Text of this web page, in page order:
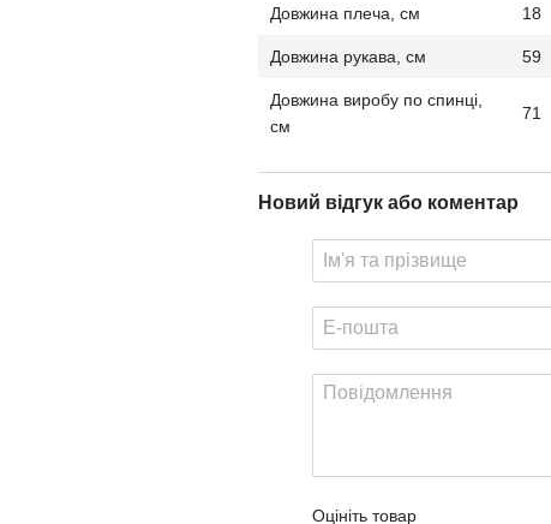
Довжина плеча, см 18
Довжина рукава, см 59
Довжина виробу по спинці,
см
71
Новий відгук або коментар
Оцініть товар